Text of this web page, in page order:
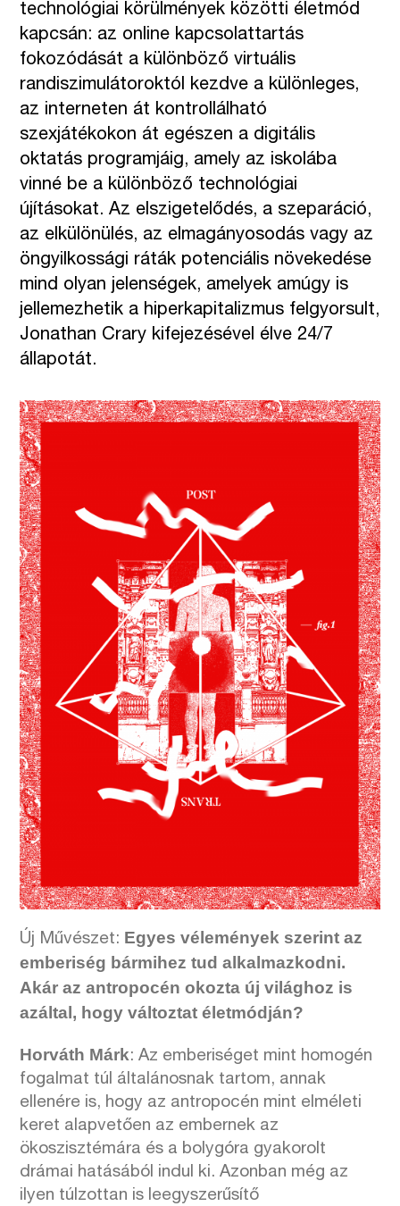
technológiai körülmények közötti életmód
kapcsán: az online kapcsolattartás
fokozódását a különböző virtuális
randiszimulátoroktól kezdve a különleges,
az interneten át kontrollálható
szexjátékokon át egészen a digitális
oktatás programjáig, amely az iskolába
vinné be a különböző technológiai
újításokat. Az elszigetelődés, a szeparáció,
az elkülönülés, az elmagányosodás vagy az
öngyilkossági ráták potenciális növekedése
mind olyan jelenségek, amelyek amúgy is
jellemezhetik a hiperkapitalizmus felgyorsult,
Jonathan Crary kifejezésével élve 24/7
állapotát.
Új Művészet: Egyes vélemények szerint az
emberiség bármihez tud alkalmazkodni.
Akár az antropocén okozta új világhoz is
azáltal, hogy változtat életmódján?
Horváth Márk: Az emberiséget mint homogén
fogalmat túl általánosnak tartom, annak
ellenére is, hogy az antropocén mint elméleti
keret alapvetően az embernek az
ökoszisztémára és a bolygóra gyakorolt
drámai hatásából indul ki. Azonban még az
ilyen túlzottan is leegyszerűsítő